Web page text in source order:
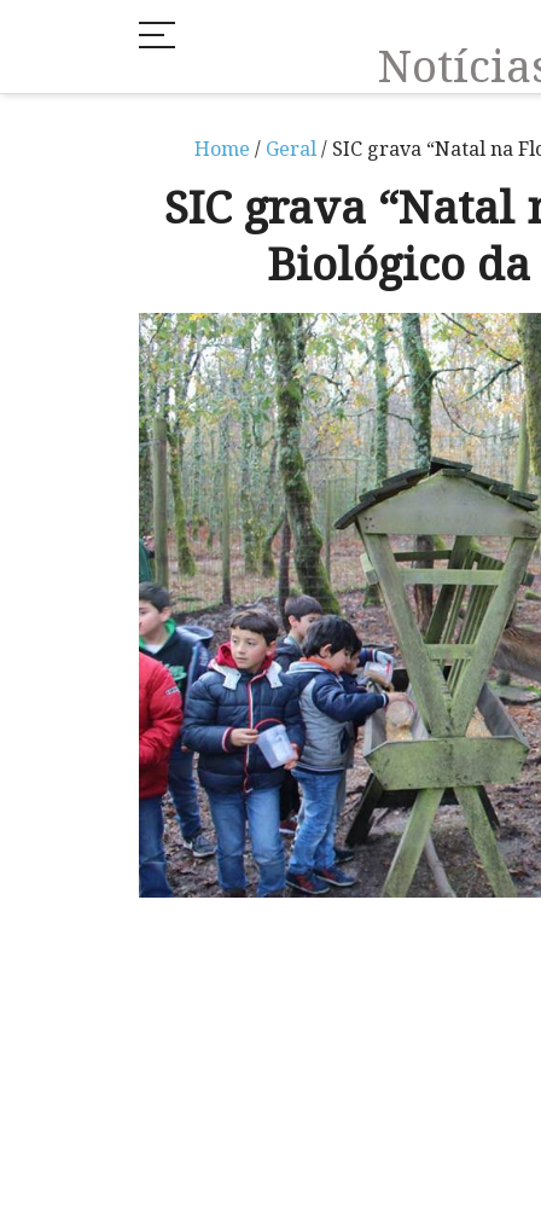
Home / Geral/ SIC grava “Natal na
SIC grava “Natal
Biológico da